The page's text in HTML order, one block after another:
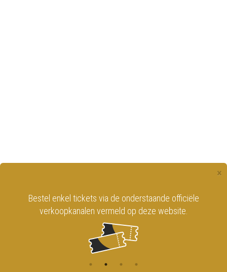
×
Bestel enkel tickets via de onderstaande officiële
verkoopkanalen vermeld op deze website.